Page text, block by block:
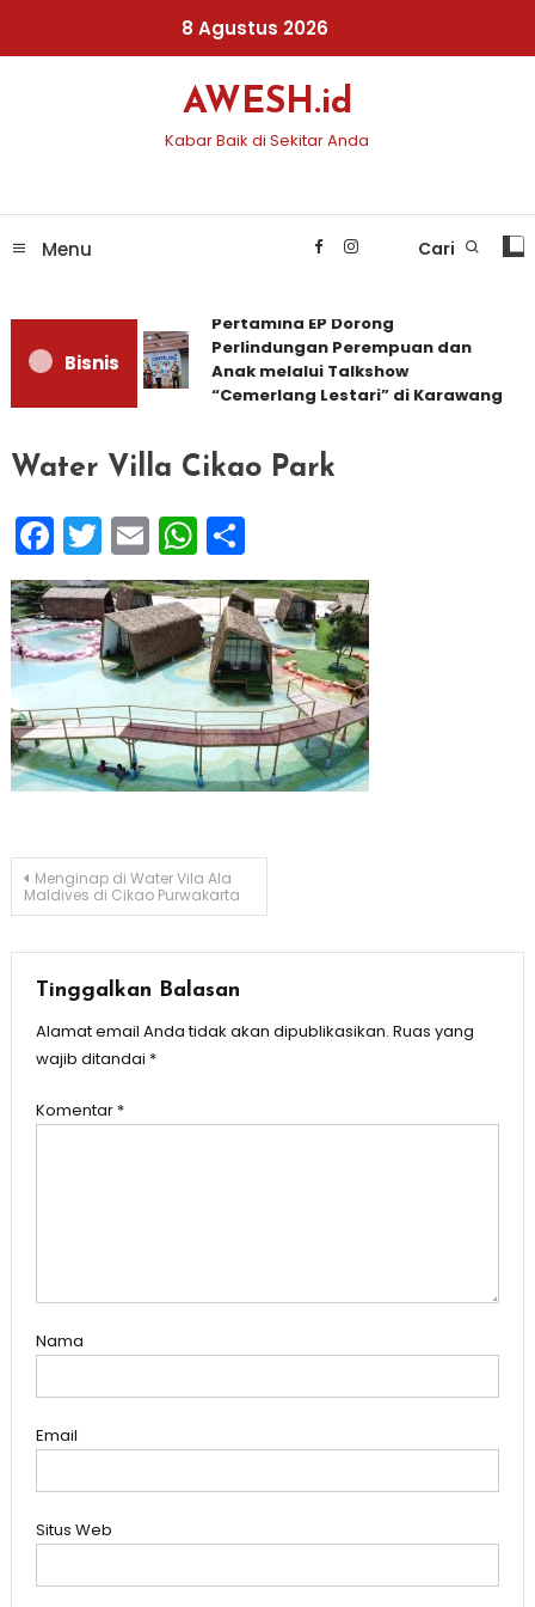
8 Agustus 2026
AWESH.id
Kabar Baik di Sekitar Anda
Menu Cari
Bisnis
Pertamina EP Dorong
Perlindungan Perempuan dan
Anak melalui Talkshow
“Cemerlang Lestari” di Karawang
Water Villa Cikao Park
Facebook
Twitter
EmailWhatsApp
Share
Navigasi
pos
Menginap di Water Vila Ala
Maldives di Cikao Purwakarta
Tinggalkan Balasan
Alamat email Anda tidak akan dipublikasikan. Ruas yang
wajib ditandai *
Komentar *
Nama
Email
Situs Web